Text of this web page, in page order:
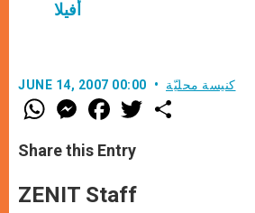
أفيلا
JUNE 14, 2007 00:00 كنيسة محليّة
W
h
t
s
p
p
M
e
s
e
g
e
F
a
e
b
o
k
w
Share this Entry
ZENIT Staff